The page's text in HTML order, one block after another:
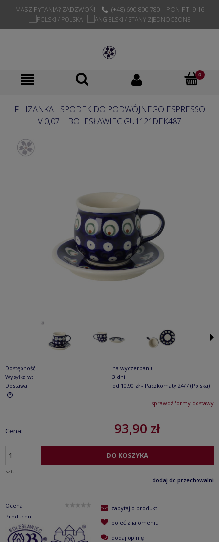
MASZ PYTANIA? ZADZWOŃ! (+48) 690 800 780 | PON-PT. 9-16
FILIŻANKA I SPODEK DO PODWÓJNEGO ESPRESSO
V 0,07 L BOLESŁAWIEC GU1121DEK487
Dostępność:
na wyczerpaniu
Wysyłka w:
3 dni
Dostawa:
od 10,90 zł - Paczkomaty 24/7 (Polska)
Cena nie zawiera ewentualnych kosztów płatnościsprawdź formy dostawy
Cena: 93,90 zł
szt.
DO KOSZYKA
dodaj do przechowalni
Ocena:
Producent:
zapytaj o produkt
poleć znajomemu
dodaj opinię